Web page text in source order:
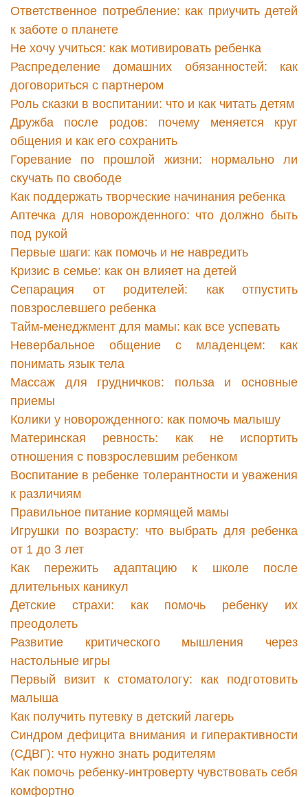
Ответственное потребление: как приучить детей
к заботе о планете
Не хочу учиться: как мотивировать ребенка
Распределение домашних обязанностей: как
договориться с партнером
Роль сказки в воспитании: что и как читать детям
Дружба после родов: почему меняется круг
общения и как его сохранить
Горевание по прошлой жизни: нормально ли
скучать по свободе
Как поддержать творческие начинания ребенка
Аптечка для новорожденного: что должно быть
под рукой
Первые шаги: как помочь и не навредить
Кризис в семье: как он влияет на детей
Сепарация от родителей: как отпустить
повзрослевшего ребенка
Тайм-менеджмент для мамы: как все успевать
Невербальное общение с младенцем: как
понимать язык тела
Массаж для грудничков: польза и основные
приемы
Колики у новорожденного: как помочь малышу
Материнская ревность: как не испортить
отношения с повзрослевшим ребенком
Воспитание в ребенке толерантности и уважения
к различиям
Правильное питание кормящей мамы
Игрушки по возрасту: что выбрать для ребенка
от 1 до 3 лет
Как пережить адаптацию к школе после
длительных каникул
Детские страхи: как помочь ребенку их
преодолеть
Развитие критического мышления через
настольные игры
Первый визит к стоматологу: как подготовить
малыша
Как получить путевку в детский лагерь
Синдром дефицита внимания и гиперактивности
(СДВГ): что нужно знать родителям
Как помочь ребенку-интроверту чувствовать себя
комфортно